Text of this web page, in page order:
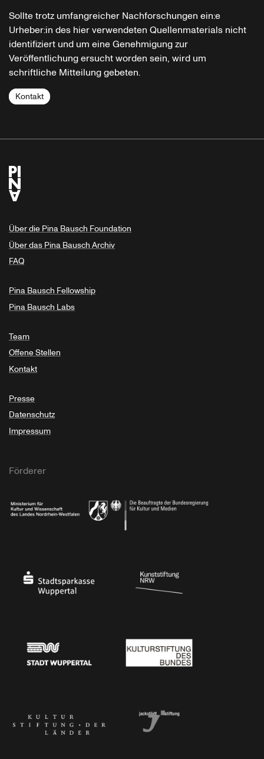
Sollte trotz umfangreicher Nachforschungen ein:e
Urheber:in des hier verwendeten Quellenmaterials nicht
identifiziert und um eine Genehmigung zur
Veröffentlichung ersucht worden sein, wird um
schriftliche Mitteilung gebeten.
Kontakt
Über die Pina Bausch Foundation
Über das Pina Bausch Archiv
FAQ
Pina Bausch Fellowship
Pina Bausch Labs
Team
Offene Stellen
Kontakt
Presse
Datenschutz
Impressum
Förderer